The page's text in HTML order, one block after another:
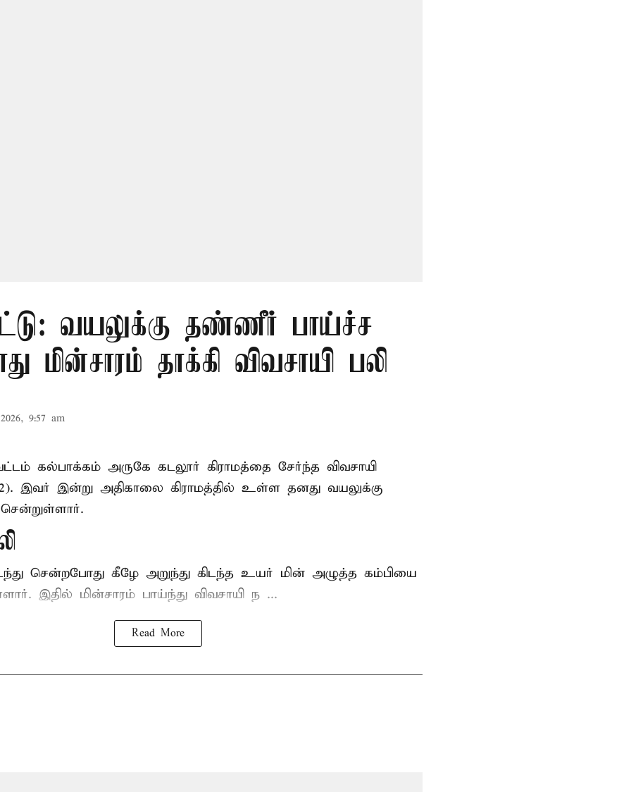
வயலுக்கு தண்ணீர் பாய்ச்ச
மின்சாரம் தாக்கி விவசாயி பலி
9:57 am
கல்பாக்கம் அருகே கடலூர் கிராமத்தை சேர்ந்த விவசாயி
இவர் இன்று அதிகாலை கிராமத்தில் உள்ள தனது வயலுக்கு
சென்றபோது கீழே அறுந்து கிடந்த உயர் மின் அழுத்த கம்பியை
இதில் மின்சாரம் பாய்ந்து விவசாயி ந ...
Read More